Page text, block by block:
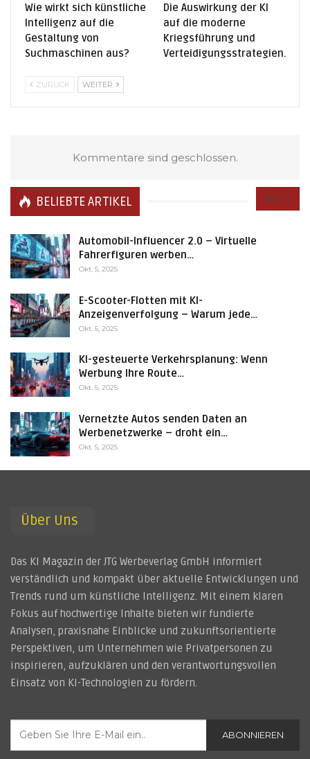
Wie wirkt sich künstliche
Intelligenz auf die
Gestaltung von
Suchmaschinen aus?
Die Auswirkung der KI
auf die moderne
Kriegsführung und
Verteidigungsstrategien.
ZURÜCK WEITER
Kommentare sind geschlossen.
Alle
BELIEBTE ARTIKEL
Automobil-Influencer 2.0 – Virtuelle
Fahrerfiguren werben…
Okt. 5, 2025
E-Scooter-Flotten mit KI-
Anzeigenverfolgung – Warum jede…
Okt. 5, 2025
KI-gesteuerte Verkehrsplanung: Wenn
Werbung Ihre Route…
Okt. 5, 2025
Vernetzte Autos senden Daten an
Werbenetzwerke – droht ein…
Okt. 5, 2025
Über Uns
Das KI Magazin der JTG Werbeverlag GmbH informiert
verständlich und kompakt über aktuelle Entwicklungen und
Trends rund um künstliche Intelligenz. Mit einem klaren
Fokus auf hochwertige Inhalte bieten wir fundierte
Analysen, praxisnahe Einblicke und zukunftsorientierte
Perspektiven, um Unternehmen wie Privatpersonen zu
inspirieren, aufzuklären und den verantwortungsvollen
Einsatz von KI-Technologien zu fördern.
ABONNIEREN